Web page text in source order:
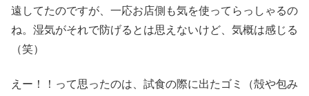
遠してたのですが、一応お店側も気を使ってらっしゃるの
ね。湿気がそれで防げるとは思えないけど、気概は感じる
（笑）
えー！！って思ったのは、試食の際に出たゴミ（殻や包み